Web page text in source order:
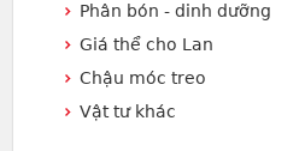
Phân bón - dinh dưỡng
Giá thể cho Lan
Chậu móc treo
Vật tư khác